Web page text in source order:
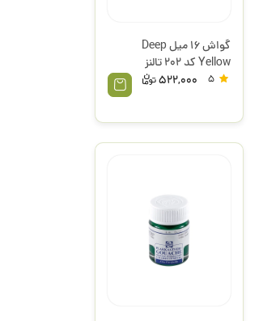
گواش 16 میل Deep
Yellow کد 202 تالنز
5
522,000